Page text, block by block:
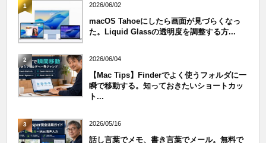
1 2026/06/02
macOS Tahoeにしたら画面が見づらくなっ
た。Liquid Glassの透明度を調整する方...
2 2026/06/04
【Mac Tips】Finderでよく使うフォルダに一
瞬で移動する。知っておきたいショートカッ
ト...
3 2026/05/16
話し言葉でメモ、書き言葉でメール。無料で